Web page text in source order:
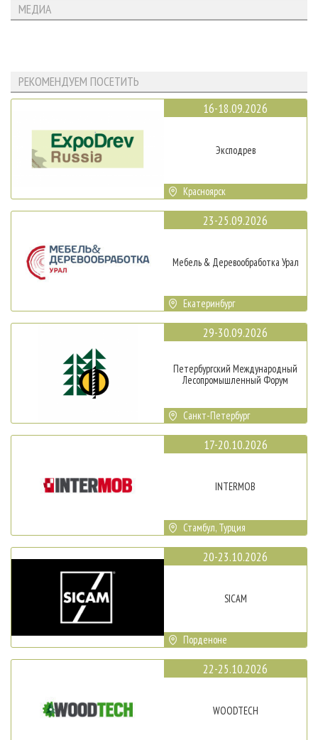
МЕДИА
РЕКОМЕНДУЕМ ПОСЕТИТЬ
16-18.09.2026
Эксподрев
Красноярск
23-25.09.2026
Мебель & Деревообработка Урал
Екатеринбург
29-30.09.2026
Петербургский Международный
Лесопромышленный Форум
Санкт-Петербург
17-20.10.2026
INTERMOB
Стамбул, Турция
20-23.10.2026
SICAM
Порденоне
22-25.10.2026
WOODTECH